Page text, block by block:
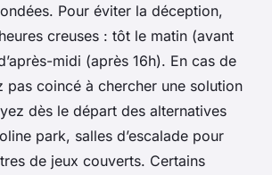
Pour éviter la déception,
creuses : tôt le matin (avant
midi (après 16h). En cas de
pas coincé à chercher une solution
dès le départ des alternatives
park, salles d’escalade pour
de jeux couverts. Certains